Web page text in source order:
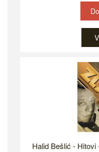
Halid Bešlić -